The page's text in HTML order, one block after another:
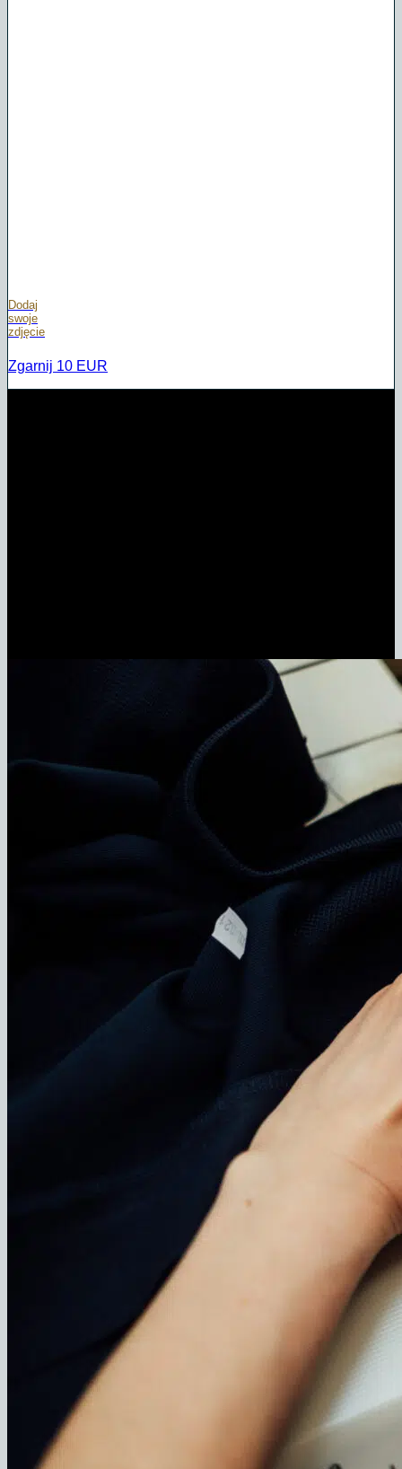
Dodaj
swoje
zdjęcie
Zgarnij 10 EUR